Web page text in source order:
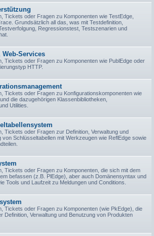
Tickets oder Fragen zu Komponenten wie TestEdge,
Grundsätzlich all das, was mit Testdefinition,
Regressionstest, Testszenarien und
Web-Services
Tickets oder Fragen zu Komponenten wie PublEdge oder
HTTP.
Tickets oder Fragen zu Konfigurationskomponenten wie
die dazugehörigen Klassenbibliotheken,
Utilities.
Tickets oder Fragen zur Definition, Verwaltung und
von Schlüsseltabellen mit Werkzeugen wie ReflEdge sowie
Tickets oder Fragen zu Komponenten, die sich mit dem
befassen (z.B. PlEdge), aber auch Domänensyntax und
Tools und Laufzeit zu Meldungen und Conditions.
Tickets oder Fragen zu Komponenten (wie PkEdge), die
Definition, Verwaltung und Benutzung von Produkten